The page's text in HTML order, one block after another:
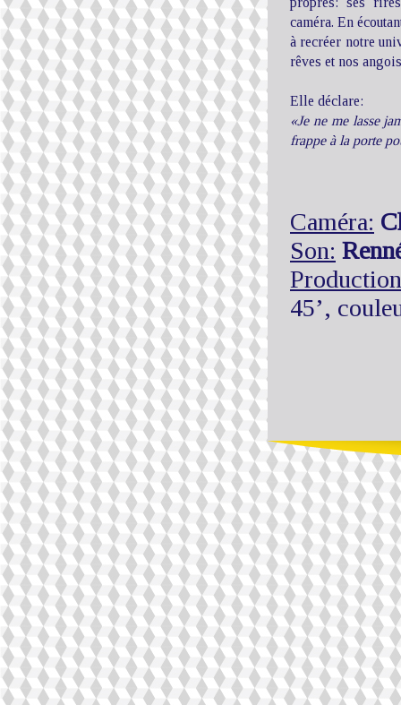
caméra. En
à recréer notre
rêves et nos
Elle déclare:
«Je ne me lasse
frappe à la porte
Caméra:
Son:
45’,